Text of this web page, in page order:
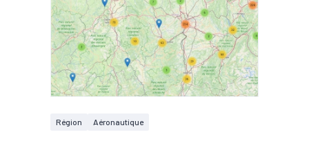
Région Aéronautique